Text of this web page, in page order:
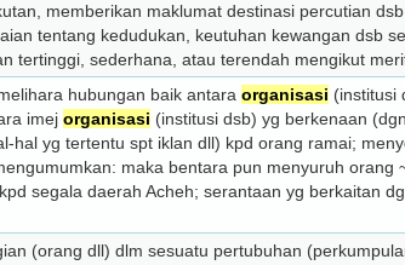
memberikan maklumat desti­nasi percutian
tentang kedudukan, keutuhan ke­wangan dsb
tertinggi, sederhana, atau terendah mengikut
hubungan baik antara organisasi (institusi
imej organisasi (institusi dsb) yg berkenaan
hal yg tertentu spt iklan dll) kpd orang ramai;
maka bentara pun menyuruh orang
segala daerah Acheh; serantaan yg berkaitan
(orang dll) dlm se­suatu pertubuhan